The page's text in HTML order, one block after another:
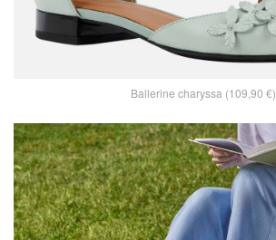
Ballerine charyssa (109,90 €)